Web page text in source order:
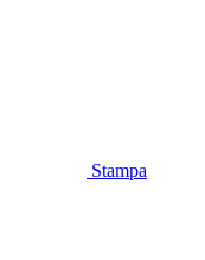
Stampa